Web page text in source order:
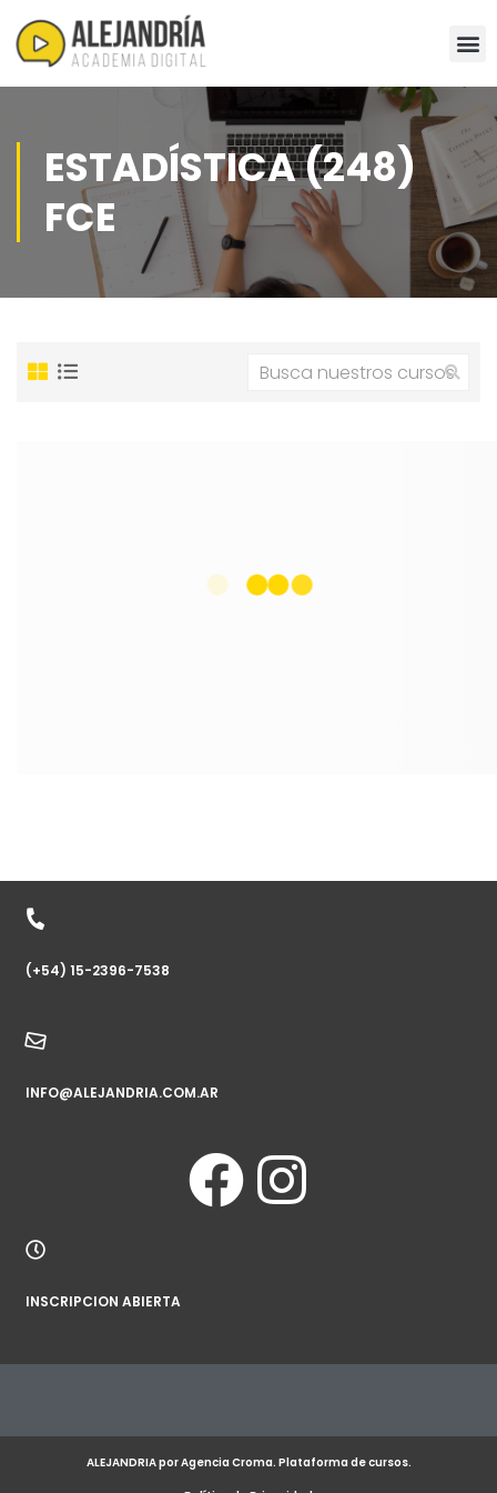
ESTADÍSTICA (248)
FCE
(+54) 15-2396-7538
INFO@ALEJANDRIA.COM.AR
INSCRIPCION ABIERTA
ALEJANDRIA por Agencia Croma. Plataforma de cursos.